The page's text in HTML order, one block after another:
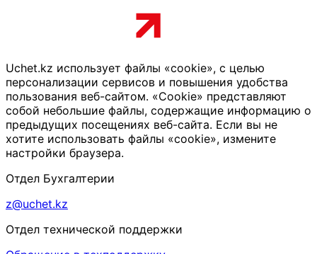
Uchet.kz использует файлы «cookie», с целью
персонализации сервисов и повышения удобства
пользования веб-сайтом. «Cookie» представляют
собой небольшие файлы, содержащие информацию о
предыдущих посещениях веб-сайта. Если вы не
хотите использовать файлы «cookie», измените
настройки браузера.
Отдел Бухгалтерии
z@uchet.kz
Отдел технической поддержки